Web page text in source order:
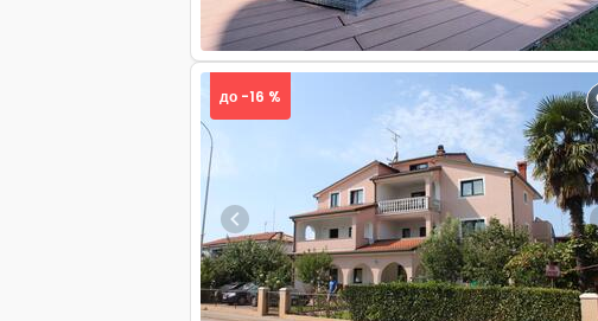
Previous
до -16 %